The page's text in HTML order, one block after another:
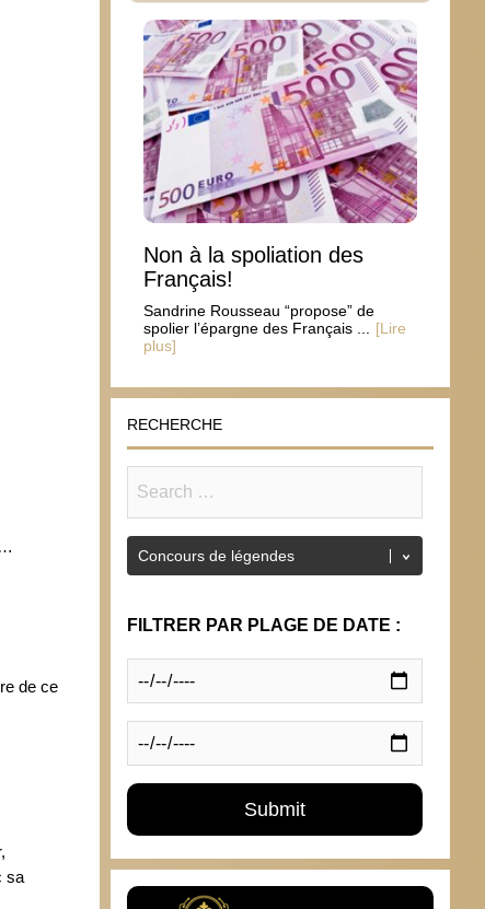
de ce
sa
Non à la spoliation des
Français!
Sandrine Rousseau “propose” de
spolier l’épargne des Français ...
[Lire
plus]
RECHERCHE
FILTRER PAR PLAGE DE DATE :